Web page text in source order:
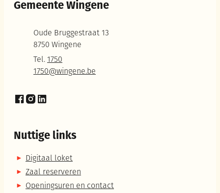
Gemeente Wingene
Oude Bruggestraat 13
,8750 Wingene
1750
E-mail1750@wingene.be
Nuttige links
Digitaal loket
Zaal reserveren
Openingsuren en contact
Facebook
Instagram
LinkedIn